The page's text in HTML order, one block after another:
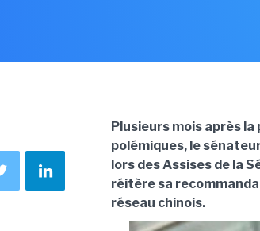
Plusieurs mois après
polémiques, le
lors des Assises de la
réitère sa
réseau chinois.